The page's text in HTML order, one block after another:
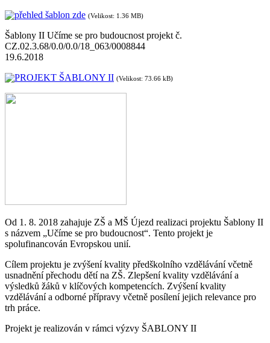
přehled šablon zde (Velikost: 1.36 MB)
Šablony II Učíme se pro budoucnost projekt č.
CZ.02.3.68/0.0/0.0/18_063/0008844
19.6.2018
PROJEKT ŠABLONY II (Velikost: 73.66 kB)
Od 1. 8. 2018 zahajuje ZŠ a MŠ Újezd realizaci projektu Šablony II
s názvem „Učíme se pro budoucnost“. Tento projekt je
spolufinancován Evropskou unií.
Cílem projektu je zvýšení kvality předškolního vzdělávání včetně
usnadnění přechodu dětí na ZŠ. Zlepšení kvality vzdělávání a
výsledků žáků v klíčových kompetencích. Zvýšení kvality
vzdělávání a odborné přípravy včetně posílení jejich relevance pro
trh práce.
Projekt je realizován v rámci výzvy ŠABLONY II